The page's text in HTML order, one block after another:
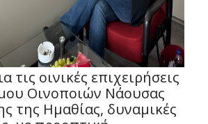
τις οινικές επιχειρήσεις
Οινοποιών Νάουσας
της Ημαθίας, δυναμικές